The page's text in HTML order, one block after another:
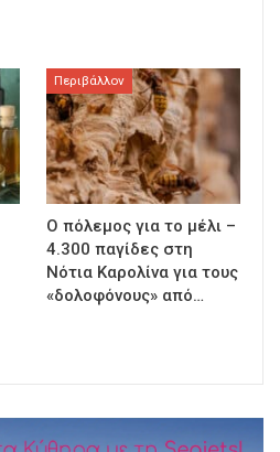
Περιβάλλον
Ο πόλεμος για το μέλι –
4.300 παγίδες στη
Νότια Καρολίνα για τους
«δολοφόνους» από…